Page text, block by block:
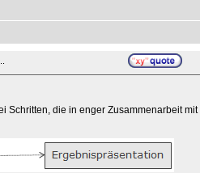
Schritten, die in enger Zusammenarbeit mit